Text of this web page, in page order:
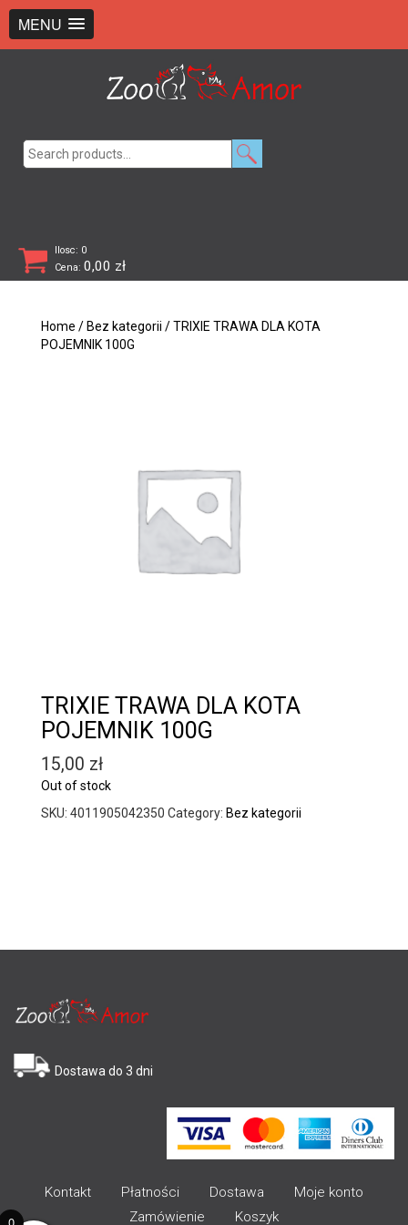
MENU
Ilosc: 0
Cena: 0,00 zł
Home / Bez kategorii / TRIXIE TRAWA DLA KOTA
POJEMNIK 100G
TRIXIE TRAWA DLA KOTA
POJEMNIK 100G
15,00 zł
Out of stock
SKU: 4011905042350 Category: Bez kategorii
Dostawa do 3 dni
Kontakt Płatności Dostawa
Moje konto
Zamówienie
Koszyk